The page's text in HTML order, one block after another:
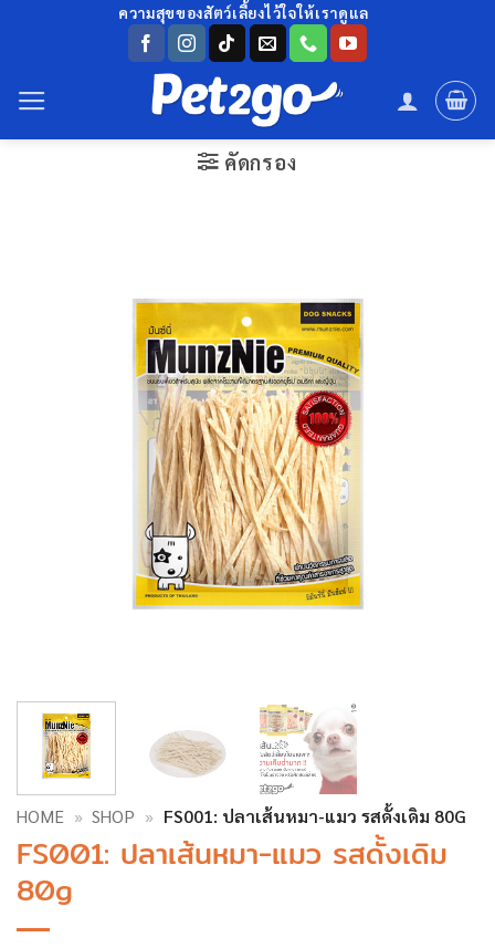
เนื้อหา
ความสุขของสัตว์เลี้ยงไว้ใจให้เราดูแล
คัดกรอง
HOME » SHOP » FS001: ปลาเส้นหมา-แมว รสดั้งเดิม 80G
FS001: ปลาเส้นหมา-แมว รสดั้งเดิม
80g